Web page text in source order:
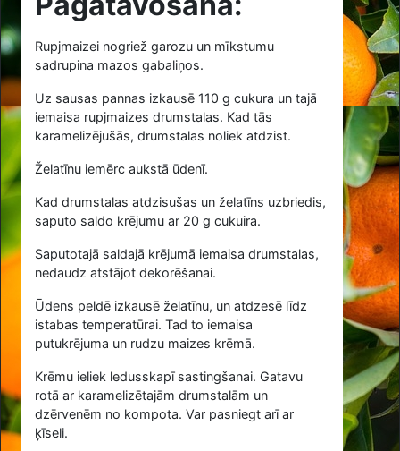
Rupjmaizei nogriež garozu un mīkstumu
sadrupina mazos gabaliņos.
Uz sausas pannas izkausē 110 g cukura un tajā
iemaisa rupjmaizes drumstalas. Kad tās
karamelizējušās, drumstalas noliek atdzist.
Želatīnu iemērc aukstā ūdenī.
Kad drumstalas atdzisušas un želatīns uzbriedis,
saputo saldo krējumu ar 20 g cukuira.
Saputotajā saldajā krējumā iemaisa drumstalas,
nedaudz atstājot dekorēšanai.
Ūdens peldē izkausē želatīnu, un atdzesē līdz
istabas temperatūrai. Tad to iemaisa
putukrējuma un rudzu maizes krēmā.
Krēmu ieliek ledusskapī sastingšanai. Gatavu
rotā ar karamelizētajām drumstalām un
dzērvenēm no kompota. Var pasniegt arī ar
ķīseli.